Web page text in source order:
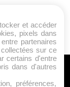
et accéder
pixels dans
partenaires
sur ce
certains d'entre
dans d'autres
préférences,